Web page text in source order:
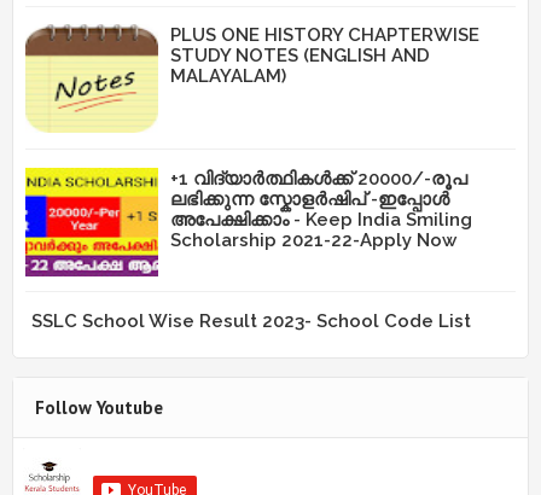
PLUS ONE HISTORY CHAPTERWISE
STUDY NOTES (ENGLISH AND
MALAYALAM)
+1 വിദ്യാർത്ഥികൾക്ക് 20000/-രൂപ
ലഭിക്കുന്ന സ്കോളർഷിപ് -ഇപ്പോൾ
അപേക്ഷിക്കാം - Keep India Smiling
Scholarship 2021-22-Apply Now
SSLC School Wise Result 2023- School Code List
Follow Youtube